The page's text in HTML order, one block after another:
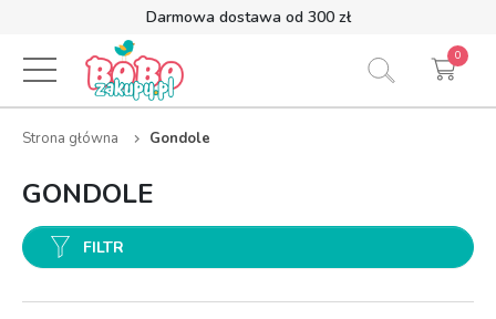
Darmowa dostawa od 300 zł
0
Strona główna Gondole
GONDOLE
FILTR